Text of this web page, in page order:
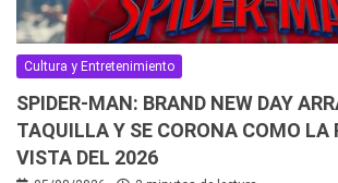
Cultura y Entretenimiento
SPIDER-MAN: BRAND NEW DAY
TAQUILLA Y SE CORONA COMO LA
VISTA DEL 2026